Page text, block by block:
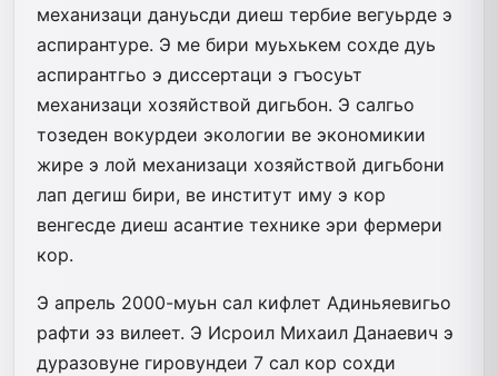
механизаци дануьсди диеш тербие вегуьрде э
аспирантуре. Э ме бири муьхькем сохде дуь
аспирантгьо э диссертаци э гъосуьт
механизаци хозяйствой дигьбон. Э салгьо
тозеден вокурдеи экологии ве экономикии
жире э лой механизаци хозяйствой дигьбони
лап дегиш бири, ве институт иму э кор
венгесде диеш асантие технике эри фермери
кор.
Э апрель 2000-муьн сал кифлет Адиньяевигьо
рафти эз вилеет. Э Исроил Михаил Данаевич э
дуразовуне гировундеи 7 сал кор сохди